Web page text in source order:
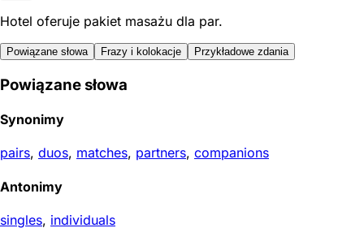
Hotel oferuje pakiet masażu dla par.
Powiązane słowa Frazy i kolokacje Przykładowe zdania
Powiązane słowa
Synonimy
pairs, duos, matches, partners, companions
Antonimy
singles, individuals